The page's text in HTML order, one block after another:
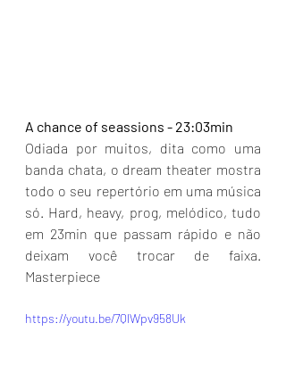
A chance of seassions - 23:03min
Odiada por muitos, dita como uma
banda chata, o dream theater mostra
todo o seu repertório em uma música
só. Hard, heavy, prog, melódico, tudo
em 23min que passam rápido e não
deixam você trocar de faixa.
Masterpiece
https://youtu.be/7QlWpv958Uk